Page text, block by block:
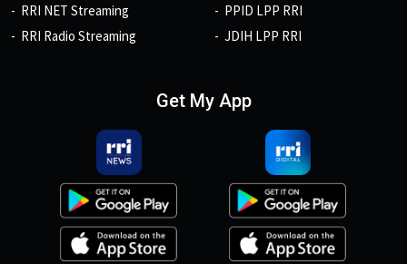
RRI NET Streaming
RRI Radio Streaming
PPID LPP RRI
JDIH LPP RRI
Get My App